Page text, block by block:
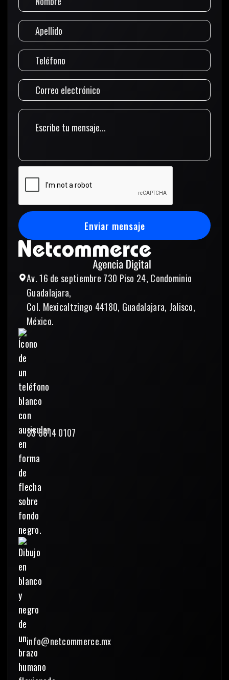
Av. 16 de septiembre 730 Piso 24, Condominio
Guadalajara,
Col. Mexicaltzingo 44180, Guadalajara, Jalisco,
México.
33 3614 0107
info@netcommerce.mx
Enviar mensaje
Enviar mensaje